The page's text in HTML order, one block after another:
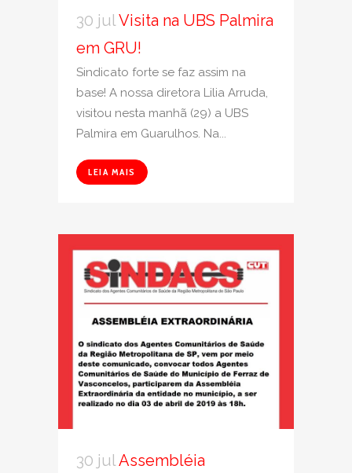
30 julVisita na UBS Palmira
em GRU!
Sindicato forte se faz assim na
base! A nossa diretora Lilia Arruda,
visitou nesta manhã (29) a UBS
Palmira em Guarulhos. Na...
LEIA MAIS
30 julAssembléia